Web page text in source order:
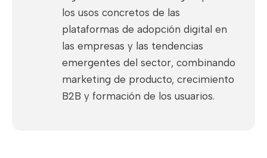
los usos concretos de las
plataformas de adopción digital en
las empresas y las tendencias
emergentes del sector, combinando
marketing de producto, crecimiento
B2B y formación de los usuarios.